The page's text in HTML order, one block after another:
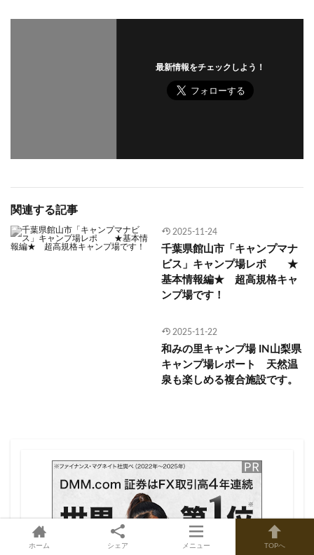
最新情報をチェックしよう！
関連する記事
2025-11-24
千葉県館山市「キャンプマナ
ビス」キャンプ場レポ ★
基本情報編★ 超高規格キャ
ンプ場です！
2025-11-22
和みの里キャンプ場 IN山梨県
キャンプ場レポート 天然温
泉も楽しめる複合施設です。
ホーム シェア メニュー TOPへ